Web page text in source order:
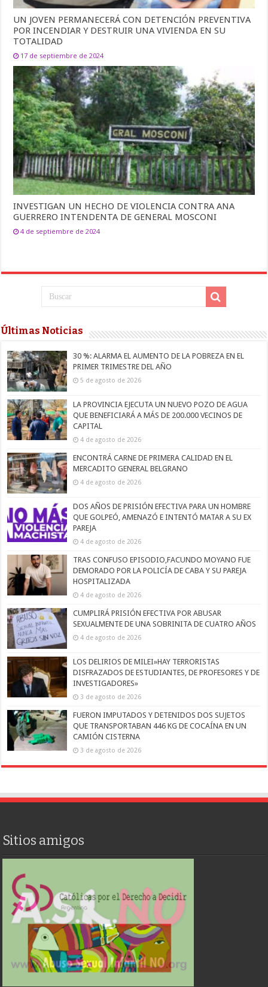
UN JOVEN PERMANECERÁ CON DETENCIÓN PREVENTIVA
POR INCENDIAR Y DESTRUIR UNA VIVIENDA EN SU
TOTALIDAD
17 de septiembre de 2024
INVESTIGAN UN HECHO DE VIOLENCIA CONTRA ANA
GUERRERO INTENDENTA DE GENERAL MOSCONI
4 de septiembre de 2024
Últimas Noticias
30 %: ALARMA EL AUMENTO DE LA POBREZA EN EL
PRIMER TRIMESTRE DEL AÑO
5 de agosto de 2026
LA PROVINCIA EJECUTA UN NUEVO POZO DE AGUA
QUE BENEFICIARÁ A MÁS DE 200.000 VECINOS DE
CAPITAL
4 de agosto de 2026
ENCONTRÁ CARNE DE PRIMERA CALIDAD EN EL
MERCADITO GENERAL BELGRANO
4 de agosto de 2026
DOS AÑOS DE PRISIÓN EFECTIVA PARA UN HOMBRE
QUE GOLPEÓ, AMENAZÓ E INTENTÓ MATAR A SU EX
PAREJA
4 de agosto de 2026
TRAS CONFUSO EPISODIO,FACUNDO MOYANO FUE
DEMORADO POR LA POLICÍA DE CABA Y SU PAREJA
HOSPITALIZADA
4 de agosto de 2026
CUMPLIRÁ PRISIÓN EFECTIVA POR ABUSAR
SEXUALMENTE DE UNA SOBRINITA DE CUATRO AÑOS
4 de agosto de 2026
LOS DELIRIOS DE MILEI»HAY TERRORISTAS
DISFRAZADOS DE ESTUDIANTES, DE PROFESORES Y DE
INVESTIGADORES»
3 de agosto de 2026
FUERON IMPUTADOS Y DETENIDOS DOS SUJETOS
QUE TRANSPORTABAN 446 KG DE COCAÍNA EN UN
CAMIÓN CISTERNA
3 de agosto de 2026
Sitios amigos